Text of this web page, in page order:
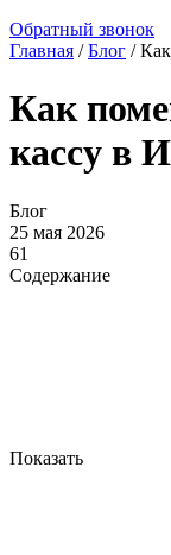
Обратный звонок
Главная /Блог /
Как
кассу в
Блог
25 мая 2026
61
Содержание
Показать